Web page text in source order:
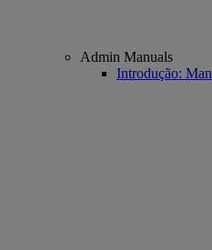
Admin Manuals
Introdução: